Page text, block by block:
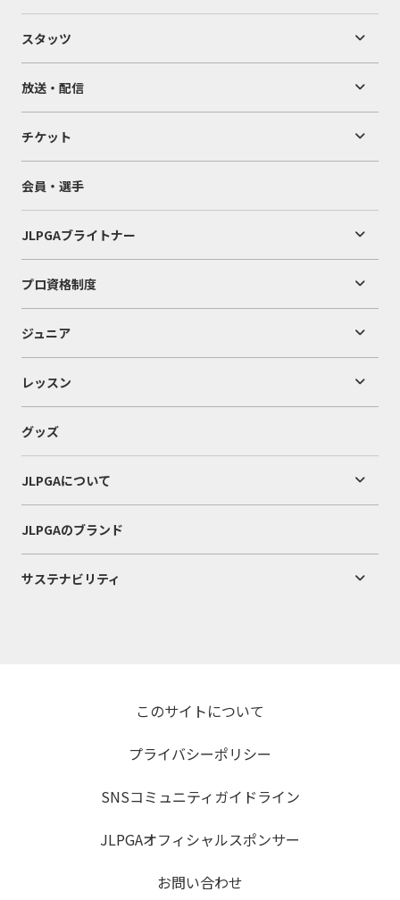
スタッツ
放送・配信
チケット
会員・選手
JLPGAブライトナー
プロ資格制度
ジュニア
レッスン
グッズ
JLPGAについて
JLPGAのブランド
サステナビリティ
このサイトについて
プライバシーポリシー
SNSコミュニティガイドライン
JLPGAオフィシャルスポンサー
お問い合わせ